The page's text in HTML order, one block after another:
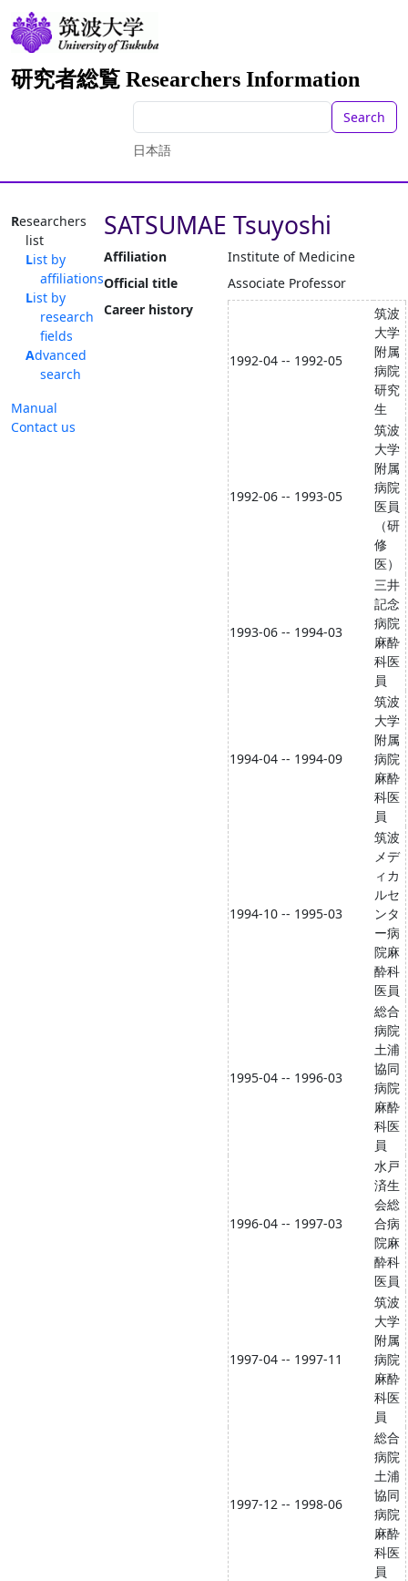
研究者総覧 Researchers Information
Search
日本語
Researchers
list
List by
affiliations
List by
research
fields
Advanced
search
Manual
Contact us
SATSUMAE Tsuyoshi
Affiliation
Institute of Medicine
Official title
Associate Professor
Career history
1992-04 -- 1992-05
筑波
大学
附属
病院
研究
生
1992-06 -- 1993-05
筑波
大学
附属
病院
医員
（研
修
医）
1993-06 -- 1994-03
三井
記念
病院
麻酔
科医
員
1994-04 -- 1994-09
筑波
大学
附属
病院
麻酔
科医
員
1994-10 -- 1995-03
筑波
メデ
ィカ
ルセ
ンタ
ー病
院麻
酔科
医員
1995-04 -- 1996-03
総合
病院
土浦
協同
病院
麻酔
科医
員
1996-04 -- 1997-03
水戸
済生
会総
合病
院麻
酔科
医員
1997-04 -- 1997-11
筑波
大学
附属
病院
麻酔
科医
員
1997-12 -- 1998-06
総合
病院
土浦
協同
病院
麻酔
科医
員